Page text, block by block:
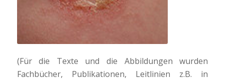
(Für die Texte und die Abbildungen wurden
Fachbücher, Publikationen, Leitlinien z.B. in